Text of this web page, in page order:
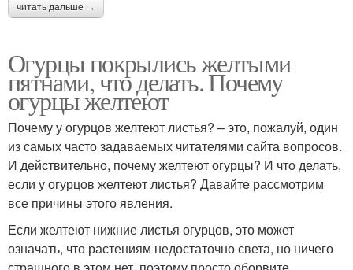
читать дальше →
Огурцы покрылись желтыми
пятнами, что делать. Почему
огурцы желтеют
Почему у огурцов желтеют листья? – это, пожалуй, один
из самых часто задаваемых читателями сайта вопросов.
И действительно, почему желтеют огурцы? И что делать,
если у огурцов желтеют листья? Давайте рассмотрим
все причины этого явления.
Если желтеют нижние листья огурцов, это может
означать, что растениям недостаточно света, но ничего